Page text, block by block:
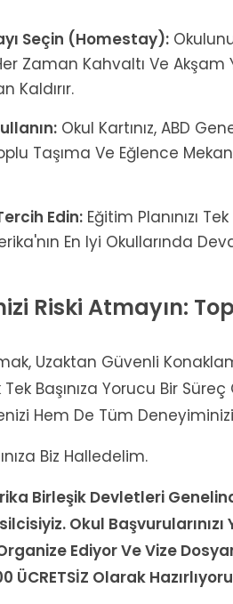
Seçin (Homestay):
Zaman Kahvaltı Ve Akşam
Kaldırır.
Okul Kartınız, ABD
Taşıma Ve Eğlence
Edin: Eğitim Planınızı
En Iyi Okullarında
Riski Atmayın:
Uzaktan Güvenli
Başınıza Yorucu Bir
Hem De Tüm
Biz Halledelim.
Birleşik Devletleri
Okul
Ediyor Ve Vize
ÜCRETSİZ Olarak